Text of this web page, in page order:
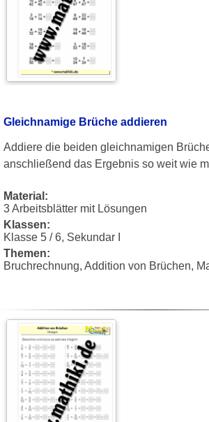
Gleichnamige Brüche addieren
Addiere die beiden gleichnamigen
anschließend das Ergebnis so weit wie
Material:
3 Arbeitsblätter mit Lösungen
Klassen:
Klasse 5 / 6, Sekundar I
Themen:
Bruchrechnung, Addition von Brüchen,